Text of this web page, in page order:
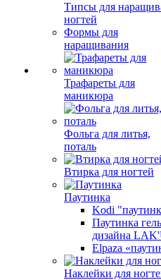
Типсы для
ногтей
Формы для
наращивания
Трафареты для
маникюра
Фольга для литья,
поталь
Втирка для ногтей
Паутинка
Kodi
Паутинка
дизайна
Elpaza
Наклейки для